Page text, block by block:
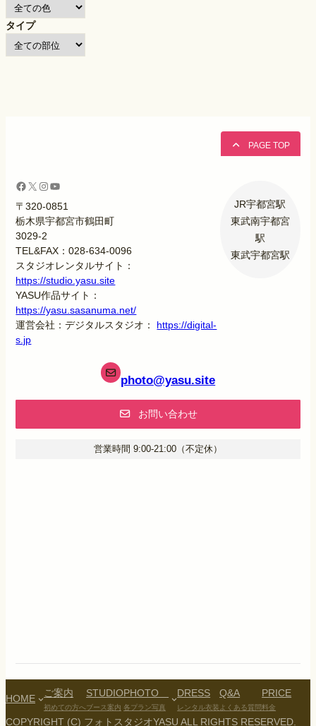
タイプ
PAGE TOP
Facebook X Instagram YouTube
〒320-0851
栃木県宇都宮市鶴田町
3029-2
TEL&FAX：028-634-0096
スタジオレンタルサイト：
https://studio.yasu.site
YASU作品サイト：
https://yasu.sasanuma.net/
運営会社：デジタルスタジオ： https://digital-
s.jp
JR宇都宮駅
東武南宇都宮
駅
東武宇都宮駅
photo@yasu.site
お問い合わせ
営業時間 9:00-21:00（不定休）
HOME
ご案内
初めての方へ
STUDIO
ブース案内
PHOTO
各プラン写真
DRESS
レンタル衣装
Q&A
よくある質問
PRICE
料金
COPYRIGHT (C) フォトスタジオYASU ALL RIGHTS RESERVED.